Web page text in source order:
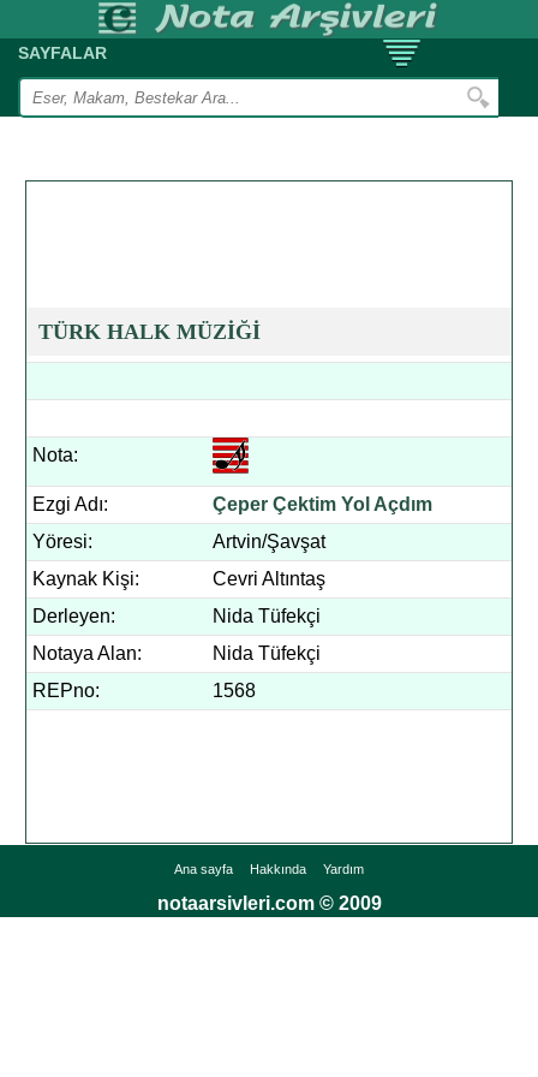
SAYFALAR
TÜRK HALK MÜZİĞİ
Nota:
Ezgi Adı:
Çeper Çektim Yol Açdım
Yöresi:
Artvin/Şavşat
Kaynak Kişi:
Cevri Altıntaş
Derleyen:
Nida Tüfekçi
Notaya Alan:
Nida Tüfekçi
REPno:
1568
Ana sayfa Hakkında Yardım
notaarsivleri.com © 2009